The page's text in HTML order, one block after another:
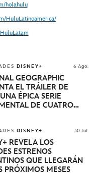
holahulu
HuluLatinoamerica/
DISNEY+ 6 Ago.
GEOGRAPHIC
EL TRÁILER DE
ÉPICA SERIE
DE CUATRO
DE LEÓN
SE CONVIERTE EN
DISNEY+ 30 Jul.
REVELA LOS
ESTRENOS
QUE LLEGARÁN
PRÓXIMOS MESES